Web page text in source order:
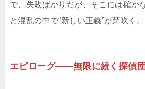
で、失敗ばかりだが、そこには確か
と混乱の中で“新しい正義”が芽吹く。
エピローグ――無限に続く探偵